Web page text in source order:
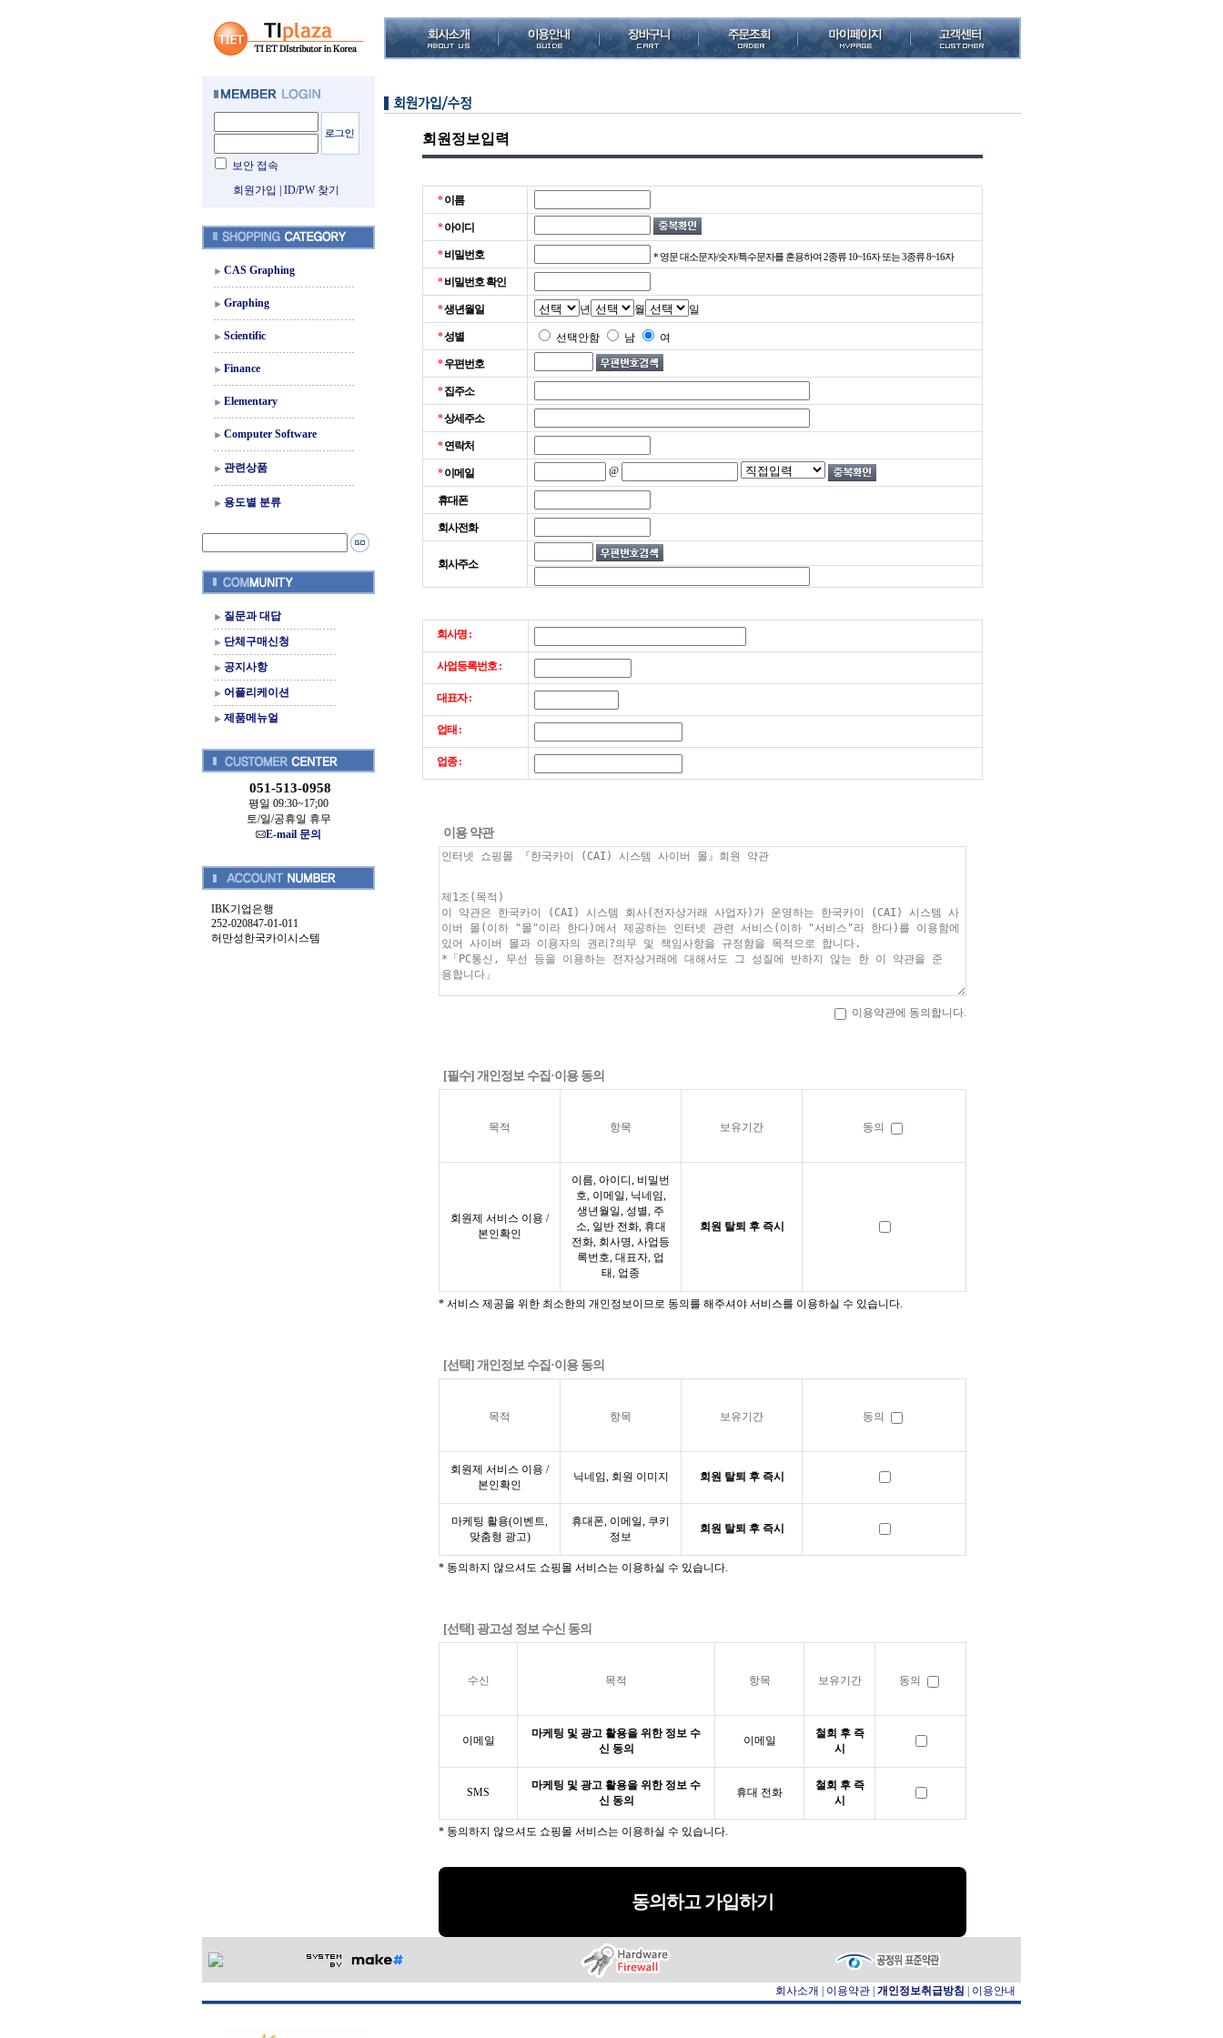
보안 접속
회원가입
ID/PW 찾기
CAS Graphing
Graphing
Scientific
Finance
Elementary
Computer Software
관련상품
용도별 분류
질문과 대답
단체구매신청
공지사항
어플리케이션
제품메뉴얼
051-513-0958
평일 09:30~17;00
토/일/공휴일 휴무
E-mail 문의
IBK기업은행
252-020847-01-011
허만성한국카이시스템
회원정보입력
*이름
*아이디
*비밀번호 * 영문 대소문자/숫자/특수문자를 혼용하여 2종류 10~16자 또는 3종류 8~16자
*비밀번호 확인
*생년월일 년 월 일
*성별 선택안함 남 여
*우편번호
*집주소
*상세주소
*연락처
*이메일 @
휴대폰
회사전화
회사주소
회사명 :
사업등록번호 :
대표자 :
업태 :
업종 :
이용 약관
이용약관에 동의합니다.
[필수] 개인정보 수집·이용 동의
목적 항목 보유기간 동의
회원제 서비스 이용 /
본인확인
이름, 아이디, 비밀번
호, 이메일, 닉네임,
생년월일, 성별, 주
소, 일반 전화, 휴대
전화, 회사명, 사업등
록번호, 대표자, 업
태, 업종
회원 탈퇴 후 즉시
* 서비스 제공을 위한 최소한의 개인정보이므로 동의를 해주셔야 서비스를 이용하실 수 있습니다.
[선택] 개인정보 수집·이용 동의
목적 항목 보유기간 동의
회원제 서비스 이용 /
본인확인
닉네임, 회원 이미지 회원 탈퇴 후 즉시
마케팅 활용(이벤트,
맞춤형 광고)
휴대폰, 이메일, 쿠키
정보
회원 탈퇴 후 즉시
* 동의하지 않으셔도 쇼핑몰 서비스는 이용하실 수 있습니다.
[선택] 광고성 정보 수신 동의
수신 목적 항목 보유기간 동의
이메일
마케팅 및 광고 활용을 위한 정보 수
신 동의
이메일
철회 후 즉
시
SMS
마케팅 및 광고 활용을 위한 정보 수
신 동의
휴대 전화
철회 후 즉
시
* 동의하지 않으셔도 쇼핑몰 서비스는 이용하실 수 있습니다.
동의하고 가입하기
회사소개 이용약관 개인정보취급방침 이용안내